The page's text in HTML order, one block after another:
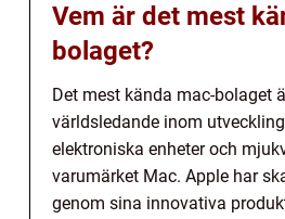
Vem är det mest
bolaget?
Det mest kända mac-bolaget
världsledande inom
elektroniska enheter och
varumärket Mac. Apple har
genom sina innovativa